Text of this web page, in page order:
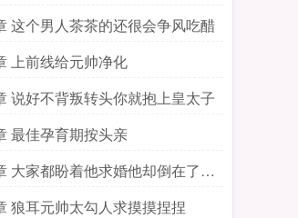
这个男人茶茶的还很会争风吃醋
上前线给元帅净化
说好不背叛转头你就抱上皇太子
最佳孕育期按头亲
大家都盼着他求婚他却倒在了前
狼耳元帅太勾人求摸摸捏捏